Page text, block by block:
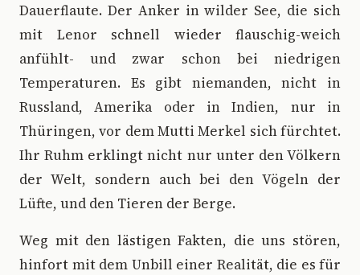
Dauerflaute. Der Anker in wilder See, die sich
mit Lenor schnell wieder flauschig-weich
anfühlt- und zwar schon bei niedrigen
Temperaturen. Es gibt niemanden, nicht in
Russland, Amerika oder in Indien, nur in
Thüringen, vor dem Mutti Merkel sich fürchtet.
Ihr Ruhm erklingt nicht nur unter den Völkern
der Welt, sondern auch bei den Vögeln der
Lüfte, und den Tieren der Berge.
Weg mit den lästigen Fakten, die uns stören,
hinfort mit dem Unbill einer Realität, die es für